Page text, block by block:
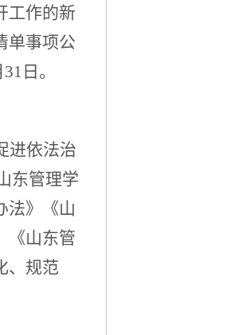
工作的新
单事项公
日。
进依法治
东管理学
法》《山
《山东管
、规范